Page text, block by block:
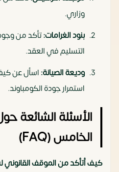
وزاري.
بنود الغرامات:تأكد من
التسليم في العقد.
وديعة الصيانة:اسأل عن
استمرار جودة الكومباوند.
الأسئلة الشائعة
الخامس (FAQ)
كيف أتأكد من الموقف القانوني